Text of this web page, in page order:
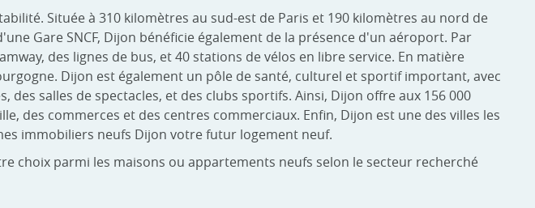
Située à 310 kilomètres au sud-est de Paris et 190 kilomètres au nord de
Gare SNCF, Dijon bénéficie également de la présence d'un aéroport. Par
des lignes de bus, et 40 stations de vélos en libre service. En matière
Dijon est également un pôle de santé, culturel et sportif important, avec
salles de spectacles, et des clubs sportifs. Ainsi, Dijon offre aux 156 000
des commerces et des centres commerciaux. Enfin, Dijon est une des villes les
immobiliers neufs Dijon votre futur logement neuf.
choix parmi les maisons ou appartements neufs selon le secteur recherché